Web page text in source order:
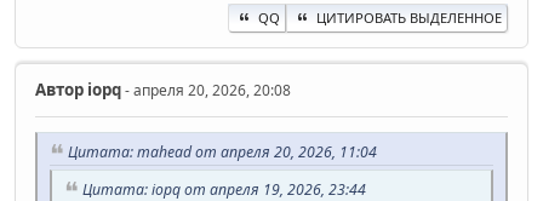
QQ ЦИТИРОВАТЬ ВЫДЕЛЕННОЕ
Автор iopq- апреля 20, 2026, 20:08
Цитата: mahead от апреля 20, 2026, 11:04
Цитата: iopq от апреля 19, 2026, 23:44